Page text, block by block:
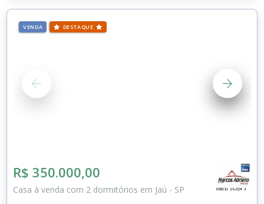
VENDA DESTAQUE
R$ 350.000,00
Casa à venda com 2 dormitórios em Jaú - SP